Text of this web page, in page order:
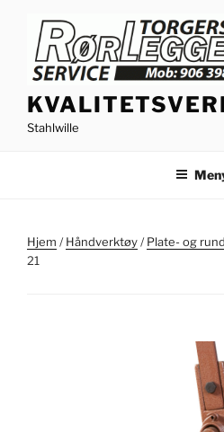
innhold
Stahlwille
Hjem /Håndverktøy/Plate- og
21